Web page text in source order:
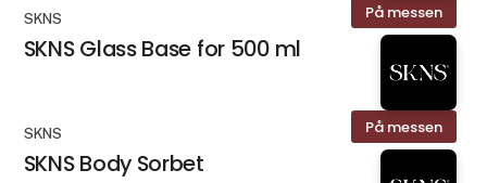
På messen
SKNS
SKNS Glass Base for 500 ml
På messen
SKNS
SKNS Body Sorbet